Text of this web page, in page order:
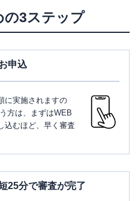
の3ステップ
申込
に実施されますの
方は、まずはWEB
込むほど、早く審査
25分で審査が完了